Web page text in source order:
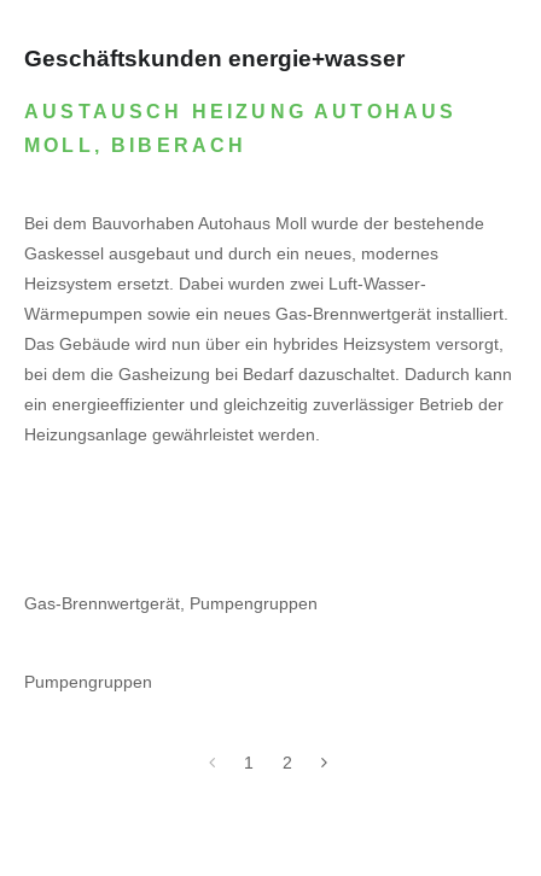
Geschäftskunden energie+wasser
AUSTAUSCH HEIZUNG AUTOHAUS
MOLL, BIBERACH
Bei dem Bauvorhaben Autohaus Moll wurde der bestehende
Gaskessel ausgebaut und durch ein neues, modernes
Heizsystem ersetzt. Dabei wurden zwei Luft-Wasser-
Wärmepumpen sowie ein neues Gas-Brennwertgerät installiert.
Das Gebäude wird nun über ein hybrides Heizsystem versorgt,
bei dem die Gasheizung bei Bedarf dazuschaltet. Dadurch kann
ein energieeffizienter und gleichzeitig zuverlässiger Betrieb der
Heizungsanlage gewährleistet werden.
Gas-Brennwertgerät, Pumpengruppen
Pumpengruppen
1 2